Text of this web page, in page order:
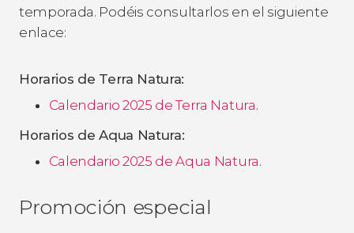
temporada. Podéis consultarlos en el siguiente
enlace:
Horarios de Terra Natura:
Calendario 2025 de Terra Natura.
Horarios de Aqua Natura:
Calendario 2025 de Aqua Natura.
Promoción especial